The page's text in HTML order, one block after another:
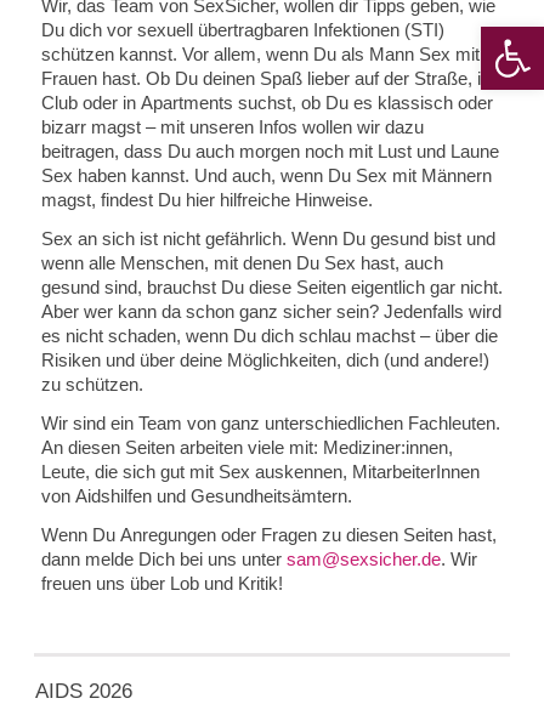
Wir, das Team von SexSicher, wollen dir Tipps geben, wie
Du dich vor sexuell übertragbaren Infektionen (STI)
schützen kannst. Vor allem, wenn Du als Mann Sex mit
Frauen hast. Ob Du deinen Spaß lieber auf der Straße, im
Club oder in Apartments suchst, ob Du es klassisch oder
bizarr magst – mit unseren Infos wollen wir dazu
beitragen, dass Du auch morgen noch mit Lust und Laune
Sex haben kannst. Und auch, wenn Du Sex mit Männern
magst, findest Du hier hilfreiche Hinweise.
Sex an sich ist nicht gefährlich. Wenn Du gesund bist und
wenn alle Menschen, mit denen Du Sex hast, auch
gesund sind, brauchst Du diese Seiten eigentlich gar nicht.
Aber wer kann da schon ganz sicher sein? Jedenfalls wird
es nicht schaden, wenn Du dich schlau machst – über die
Risiken und über deine Möglichkeiten, dich (und andere!)
zu schützen.
Wir sind ein Team von ganz unterschiedlichen Fachleuten.
An diesen Seiten arbeiten viele mit: Mediziner:innen,
Leute, die sich gut mit Sex auskennen, MitarbeiterInnen
von Aidshilfen und Gesundheitsämtern.
Wenn Du Anregungen oder Fragen zu diesen Seiten hast,
dann melde Dich bei uns unter sam@sexsicher.de. Wir
freuen uns über Lob und Kritik!
AIDS 2026